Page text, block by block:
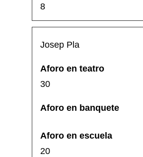
8
Josep Pla
30
20